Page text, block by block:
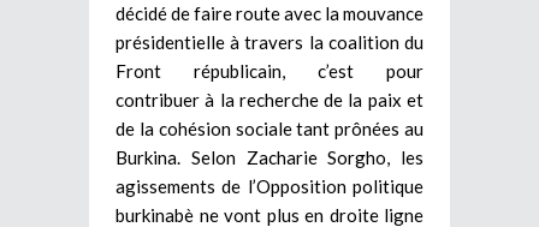
décidé de faire route avec la mouvance
présidentielle à travers la coalition du
Front républicain, c’est pour
contribuer à la recherche de la paix et
de la cohésion sociale tant prônées au
Burkina. Selon Zacharie Sorgho, les
agissements de l’Opposition politique
burkinabè ne vont plus en droite ligne